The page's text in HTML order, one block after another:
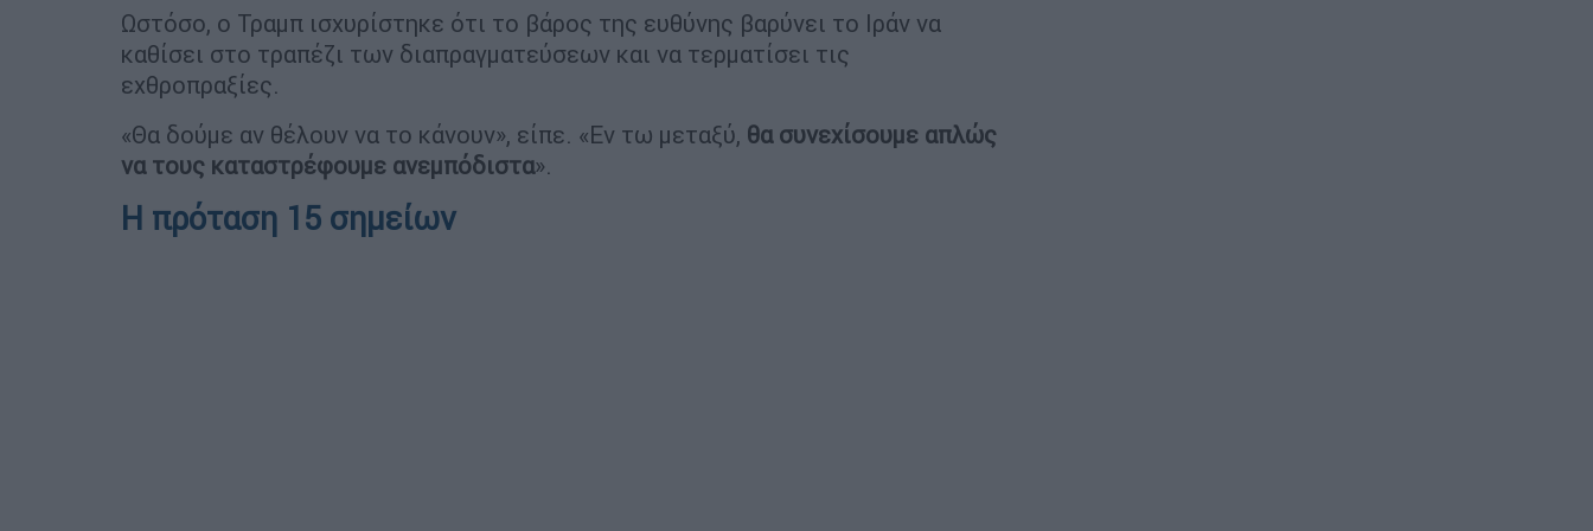
Ωστόσο, ο Τραμπ ισχυρίστηκε ότι το βάρος της ευθύνης βαρύνει το Ιράν να
καθίσει στο τραπέζι των διαπραγματεύσεων και να τερματίσει τις
εχθροπραξίες.
«Θα δούμε αν θέλουν να το κάνουν», είπε. «Εν τω μεταξύ, θα συνεχίσουμε απλώς
να τους καταστρέφουμε ανεμπόδιστα».
Η πρόταση 15 σημείων